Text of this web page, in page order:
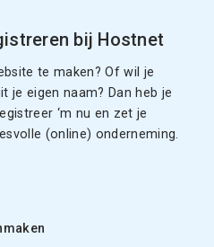
bij Hostnet
te maken? Of wil je
je eigen naam? Dan heb je
‘m nu en zet je
(online) onderneming.